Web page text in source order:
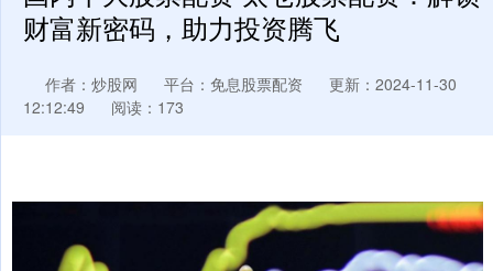
财富新密码，助力投资腾飞
作者：炒股网 平台：免息股票配资
更新：2024-11-30
12:12:49
阅读：173